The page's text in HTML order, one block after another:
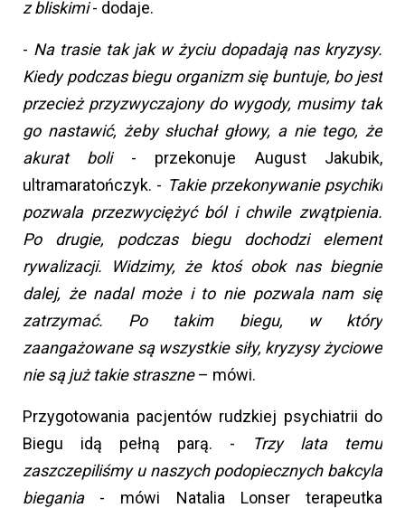
z bliskimi- dodaje.
- Na trasie tak jak w życiu dopadają nas kryzysy.
Kiedy podczas biegu organizm się buntuje, bo jest
przecież przyzwyczajony do wygody, musimy tak
go nastawić, żeby słuchał głowy, a nie tego, że
akurat boli- przekonuje August Jakubik,
ultramaratończyk. - Takie przekonywanie psychiki
pozwala przezwyciężyć ból i chwile zwątpienia.
Po drugie, podczas biegu dochodzi element
rywalizacji. Widzimy, że ktoś obok nas biegnie
dalej, że nadal może i to nie pozwala nam się
zatrzymać. Po takim biegu, w który
zaangażowane są wszystkie siły, kryzysy życiowe
nie są już takie straszne– mówi.
Przygotowania pacjentów rudzkiej psychiatrii do
Biegu idą pełną parą. -
Trzy lata temu
zaszczepiliśmy u naszych podopiecznych bakcyla
biegania- mówi Natalia Lonser terapeutka